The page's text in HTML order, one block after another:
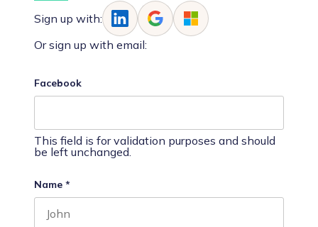
Sign up with:
Or sign up with email:
Facebook
This field is for validation purposes and should
be left unchanged.
Name *